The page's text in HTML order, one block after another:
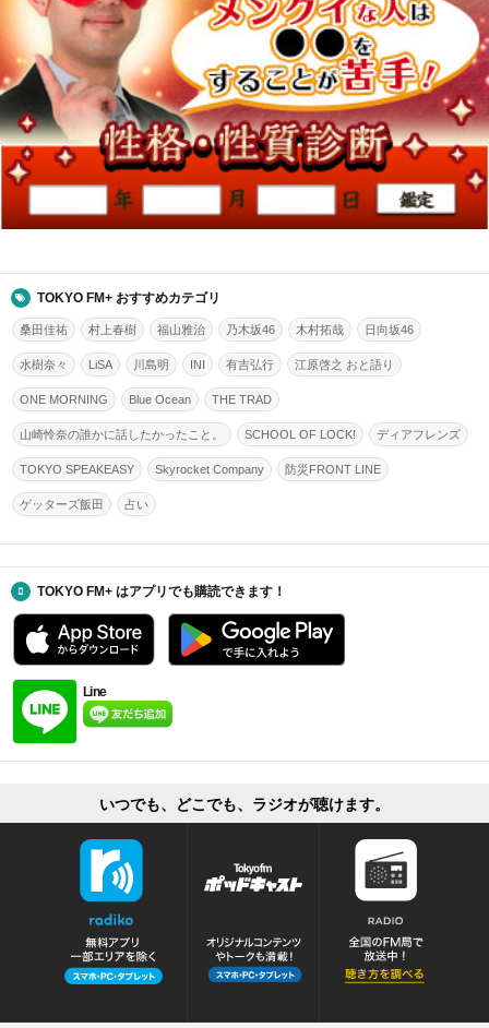
TOKYO FM+ おすすめカテゴリ
桑田佳祐 村上春樹 福山雅治 乃木坂46 木村拓哉 日向坂46
水樹奈々 LiSA 川島明 INI 有吉弘行 江原啓之 おと語り
ONE MORNING Blue Ocean THE TRAD
山崎怜奈の誰かに話したかったこと。 SCHOOL OF LOCK! ディアフレンズ
TOKYO SPEAKEASY Skyrocket Company 防災FRONT LINE
ゲッターズ飯田 占い
TOKYO FM+ はアプリでも購読できます！
Line
いつでも、どこでも、ラジオが聴けます。